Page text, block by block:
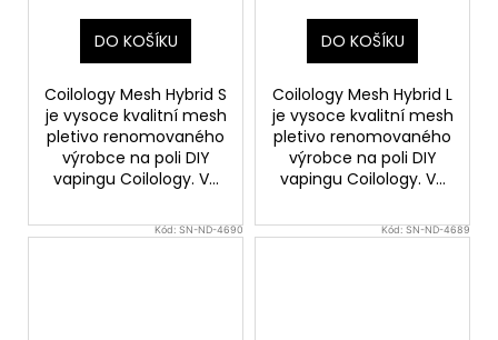
DO KOŠÍKU
Coilology Mesh Hybrid S
je vysoce kvalitní mesh
pletivo renomovaného
výrobce na poli DIY
vapingu Coilology. V...
DO KOŠÍKU
Coilology Mesh Hybrid L
je vysoce kvalitní mesh
pletivo renomovaného
výrobce na poli DIY
vapingu Coilology. V...
Kód: SN-ND-4690 Kód: SN-ND-4689